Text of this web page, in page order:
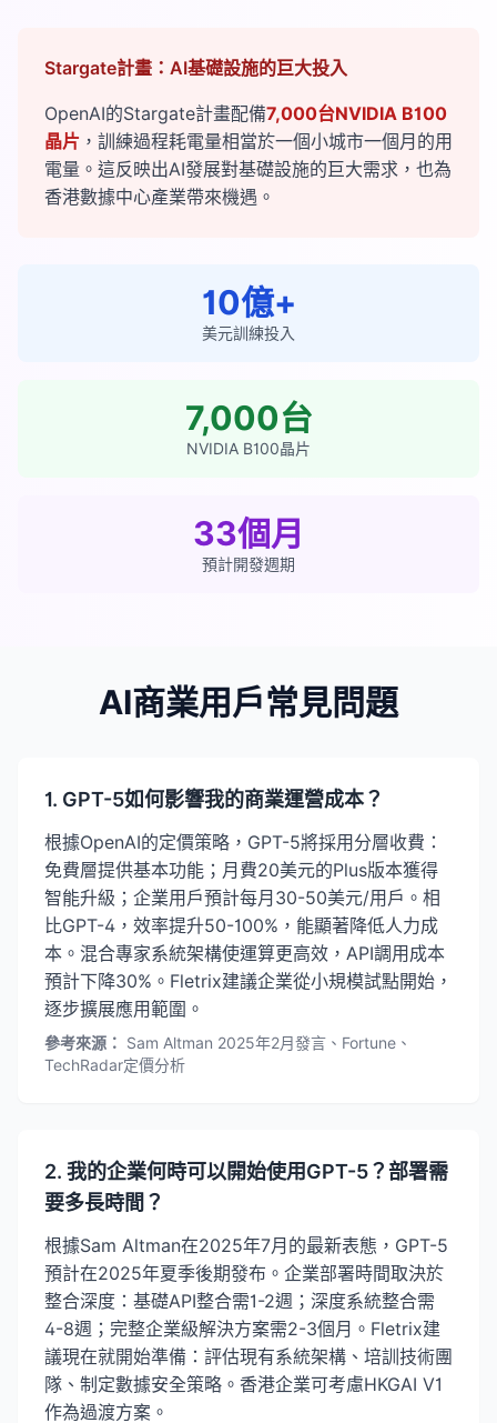
Stargate計畫：AI基礎設施的巨大投入
OpenAI的Stargate計畫配備7,000台NVIDIA B100
晶片 ，訓練過程耗電量相當於一個小城市一個月的用
電量。這反映出AI發展對基礎設施的巨大需求，也為
香港數據中心產業帶來機遇。
10億+
美元訓練投入
7,000台
NVIDIA B100晶片
33個月
預計開發週期
AI商業用戶常見問題
1. GPT-5如何影響我的商業運營成本？
根據OpenAI的定價策略，GPT-5將採用分層收費：
免費層提供基本功能；月費20美元的Plus版本獲得
智能升級；企業用戶預計每月30-50美元/用戶。相
比GPT-4，效率提升50-100%，能顯著降低人力成
本。混合專家系統架構使運算更高效，API調用成本
預計下降30%。Fletrix建議企業從小規模試點開始，
逐步擴展應用範圍。
參考來源： Sam Altman 2025年2月發言、Fortune、
TechRadar定價分析
2. 我的企業何時可以開始使用GPT-5？部署需
要多長時間？
根據Sam Altman在2025年7月的最新表態，GPT-5
預計在2025年夏季後期發布。企業部署時間取決於
整合深度：基礎API整合需1-2週；深度系統整合需
4-8週；完整企業級解決方案需2-3個月。Fletrix建
議現在就開始準備：評估現有系統架構、培訓技術團
隊、制定數據安全策略。香港企業可考慮HKGAI V1
作為過渡方案。